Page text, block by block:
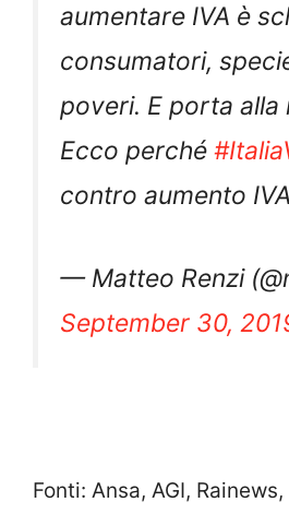
aumentare IVA è
consumatori,
poveri. E porta alla
Ecco perché
contro aumento IVA
— Matteo Renzi
September 30,
Fonti: Ansa, AGI,